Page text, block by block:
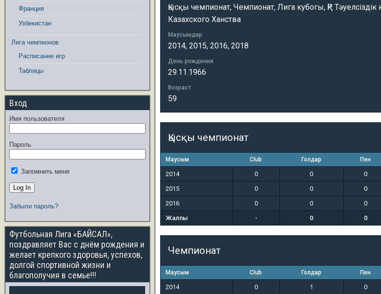
Қысқы чемпионат, Чемпионат, Лига кубогы, ҚР
Казахского Ханства
Маусымдар
2014, 2015, 2016, 2018
День рождения
29.11.1966
Возраст
59
Қысқы чемпионат
Маусым Club Голдар Пен
2014 0 0 0
2015
0 0 0
2016
0 0 0
Жалпы
- 0 0
Чемпионат
Маусым Club Голдар Пен
2014 0 1 0
Франция
Узбекистан
Лига чемпионов
Расписание игр
Таблицы
Вход
Имя пользователя
Пароль
Запомнить меня
Забыли пароль?
Футбольная Лига «БАЙСАЛ»,
поздравляет Вас с днём рождения и
желает крепкого здоровья, успехов,
долгой спортивной жизни и
благополучия в семье!!!